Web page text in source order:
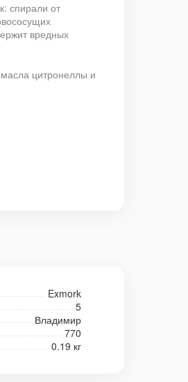
спирали от
вредных
цитронеллы и
Exmork
5
Владимир
770
0.19 кг